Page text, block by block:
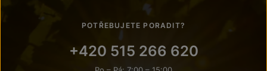
POTŘEBUJETE PORADIT?
+420 515 266 620